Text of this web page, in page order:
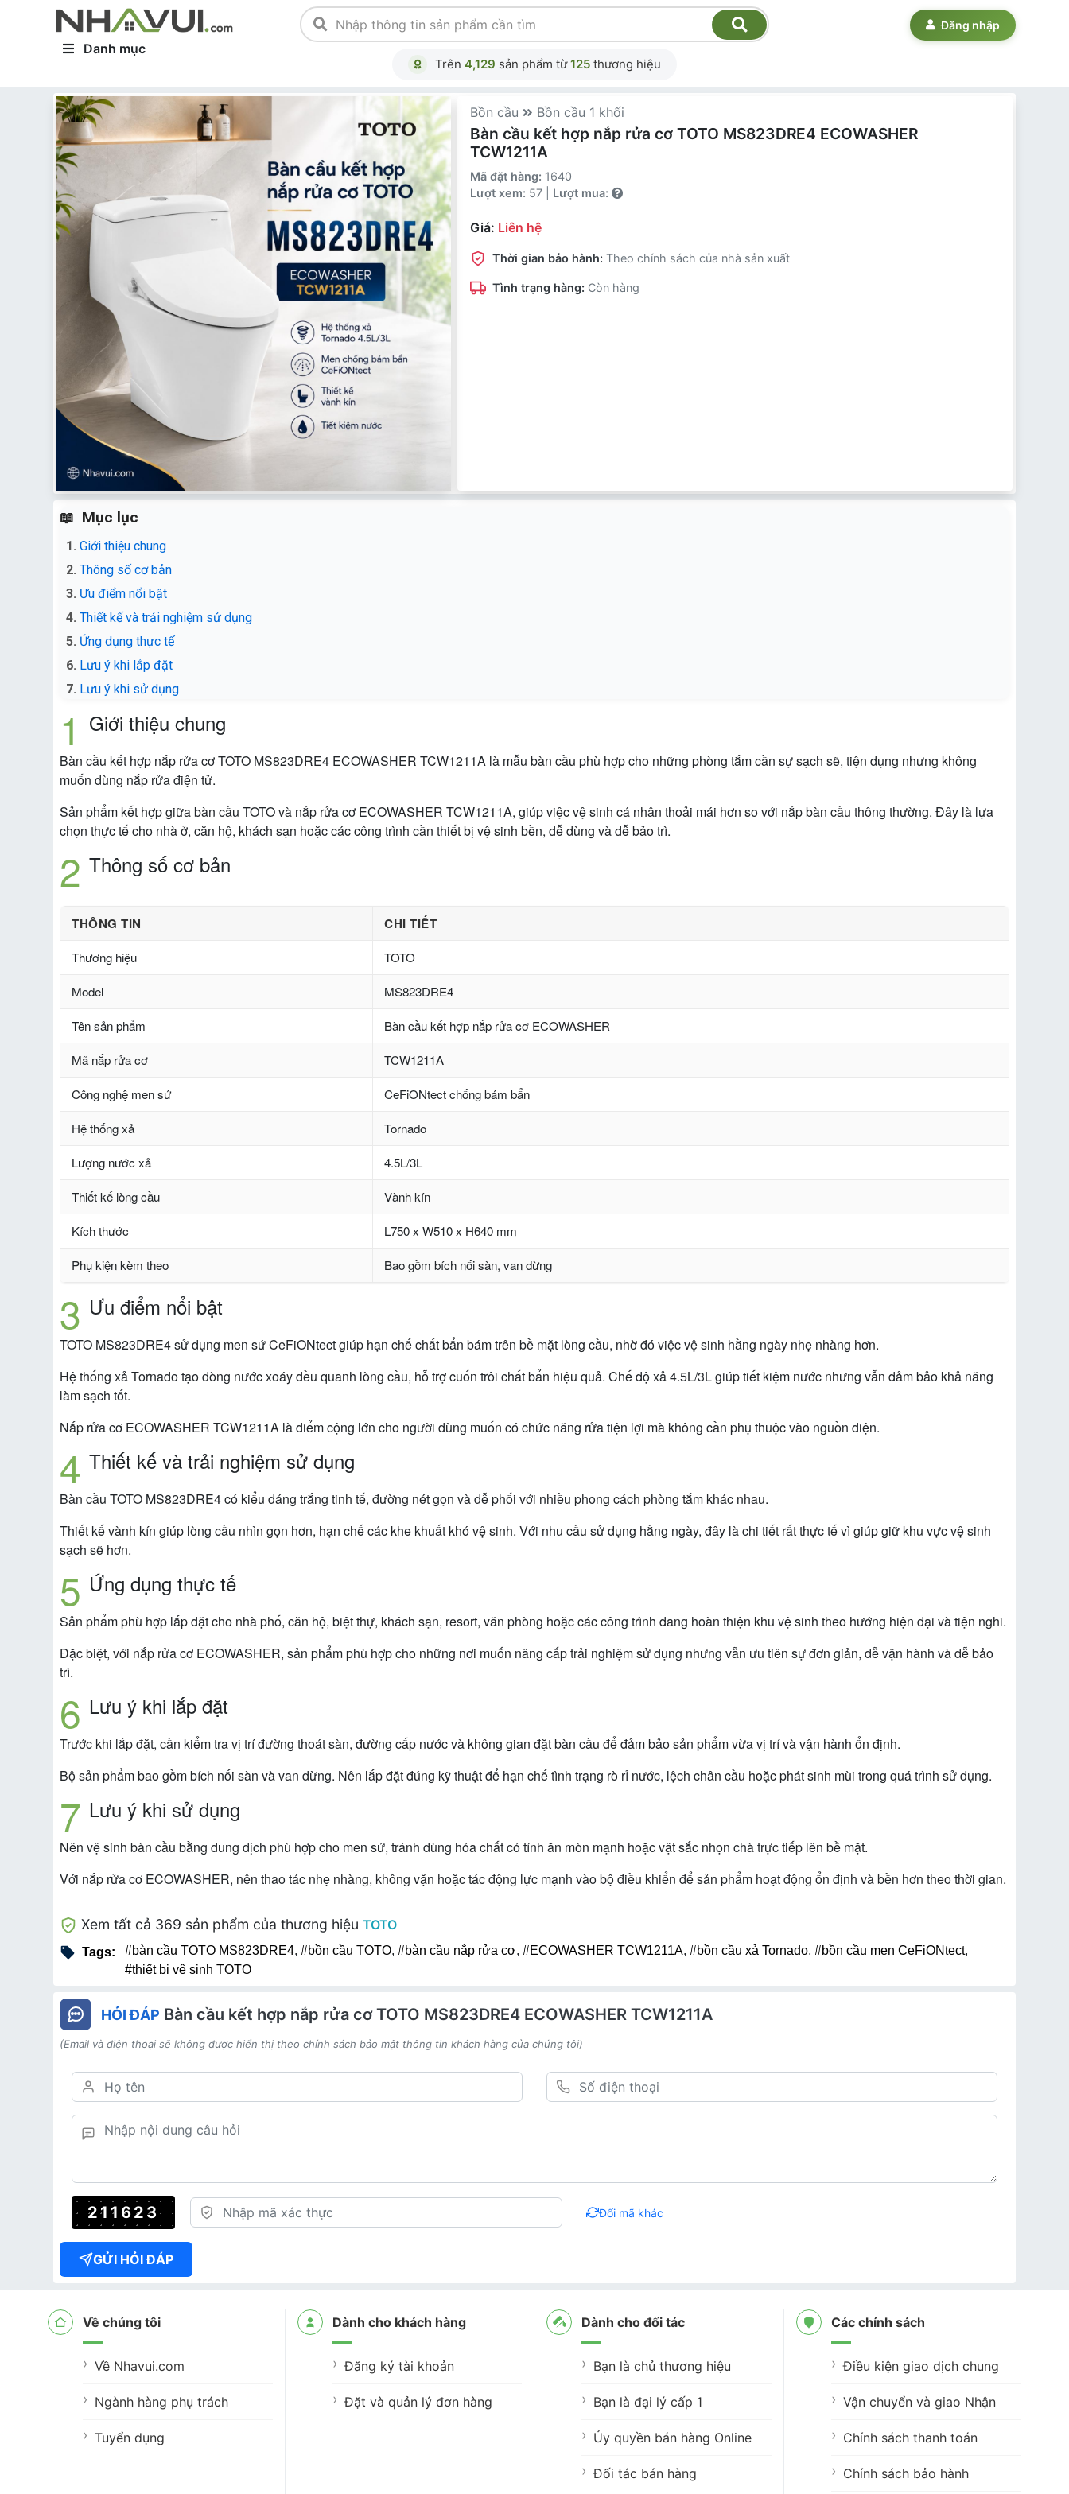
Danh mục
Trên 4,129 sản phẩm từ125 thương hiệu
Đăng nhập
Bồn cầu Bồn cầu 1 khối
Bàn cầu kết hợp nắp rửa cơ TOTO MS823DRE4 ECOWASHER
TCW1211A
Mã đặt hàng: 1640
Lượt xem: 57 | Lượt mua:
Giá: Liên hệ
Thời gian bảo hành:Theo chính sách của nhà sản xuất
Tình trạng hàng: Còn hàng
Mục lục
Giới thiệu chung
Thông số cơ bản
Ưu điểm nổi bật
Thiết kế và trải nghiệm sử dụng
Ứng dụng thực tế
Lưu ý khi lắp đặt
Lưu ý khi sử dụng
Giới thiệu chung
Bàn cầu kết hợp nắp rửa cơ TOTO MS823DRE4 ECOWASHER TCW1211A là mẫu bàn cầu phù hợp cho những phòng tắm cần sự sạch sẽ, tiện dụng nhưng không
muốn dùng nắp rửa điện tử.
Sản phẩm kết hợp giữa bàn cầu TOTO và nắp rửa cơ ECOWASHER TCW1211A, giúp việc vệ sinh cá nhân thoải mái hơn so với nắp bàn cầu thông thường. Đây là lựa
chọn thực tế cho nhà ở, căn hộ, khách sạn hoặc các công trình cần thiết bị vệ sinh bền, dễ dùng và dễ bảo trì.
Thông số cơ bản
THÔNG TIN CHI TIẾT
Thương hiệu TOTO
Model MS823DRE4
Tên sản phẩm Bàn cầu kết hợp nắp rửa cơ ECOWASHER
Mã nắp rửa cơ TCW1211A
Công nghệ men sứ CeFiONtect chống bám bẩn
Hệ thống xả Tornado
Lượng nước xả 4.5L/3L
Thiết kế lòng cầu Vành kín
Kích thước L750 x W510 x H640 mm
Phụ kiện kèm theo Bao gồm bích nối sàn, van dừng
Ưu điểm nổi bật
TOTO MS823DRE4 sử dụng men sứ CeFiONtect giúp hạn chế chất bẩn bám trên bề mặt lòng cầu, nhờ đó việc vệ sinh hằng ngày nhẹ nhàng hơn.
Hệ thống xả Tornado tạo dòng nước xoáy đều quanh lòng cầu, hỗ trợ cuốn trôi chất bẩn hiệu quả. Chế độ xả 4.5L/3L giúp tiết kiệm nước nhưng vẫn đảm bảo khả năng
làm sạch tốt.
Nắp rửa cơ ECOWASHER TCW1211A là điểm cộng lớn cho người dùng muốn có chức năng rửa tiện lợi mà không cần phụ thuộc vào nguồn điện.
Thiết kế và trải nghiệm sử dụng
Bàn cầu TOTO MS823DRE4 có kiểu dáng trắng tinh tế, đường nét gọn và dễ phối với nhiều phong cách phòng tắm khác nhau.
Thiết kế vành kín giúp lòng cầu nhìn gọn hơn, hạn chế các khe khuất khó vệ sinh. Với nhu cầu sử dụng hằng ngày, đây là chi tiết rất thực tế vì giúp giữ khu vực vệ sinh
sạch sẽ hơn.
Ứng dụng thực tế
Sản phẩm phù hợp lắp đặt cho nhà phố, căn hộ, biệt thự, khách sạn, resort, văn phòng hoặc các công trình đang hoàn thiện khu vệ sinh theo hướng hiện đại và tiện nghi.
Đặc biệt, với nắp rửa cơ ECOWASHER, sản phẩm phù hợp cho những nơi muốn nâng cấp trải nghiệm sử dụng nhưng vẫn ưu tiên sự đơn giản, dễ vận hành và dễ bảo
trì.
Lưu ý khi lắp đặt
Trước khi lắp đặt, cần kiểm tra vị trí đường thoát sàn, đường cấp nước và không gian đặt bàn cầu để đảm bảo sản phẩm vừa vị trí và vận hành ổn định.
Bộ sản phẩm bao gồm bích nối sàn và van dừng. Nên lắp đặt đúng kỹ thuật để hạn chế tình trạng rò rỉ nước, lệch chân cầu hoặc phát sinh mùi trong quá trình sử dụng.
Lưu ý khi sử dụng
Nên vệ sinh bàn cầu bằng dung dịch phù hợp cho men sứ, tránh dùng hóa chất có tính ăn mòn mạnh hoặc vật sắc nhọn chà trực tiếp lên bề mặt.
Với nắp rửa cơ ECOWASHER, nên thao tác nhẹ nhàng, không vặn hoặc tác động lực mạnh vào bộ điều khiển để sản phẩm hoạt động ổn định và bền hơn theo thời gian.
Xem tất cả 369 sản phẩm của thương hiệu TOTO
Tags: #bàn cầu TOTO MS823DRE4, #bồn cầu TOTO, #bàn cầu nắp rửa cơ, #ECOWASHER TCW1211A, #bồn cầu xả Tornado, #bồn cầu men CeFiONtect,
#thiết bị vệ sinh TOTO
HỎI ĐÁP Bàn cầu kết hợp nắp rửa cơ TOTO MS823DRE4 ECOWASHER TCW1211A
(Email và điện thoại sẽ không được hiển thị theo chính sách bảo mật thông tin khách hàng của chúng tôi)
211623 Đổi mã khác
GỬI HỎI ĐÁP
Về chúng tôi
Về Nhavui.com
Ngành hàng phụ trách
Tuyển dụng
Dành cho khách hàng
Đăng ký tài khoản
Đặt và quản lý đơn hàng
Dành cho đối tác
Bạn là chủ thương hiệu
Bạn là đại lý cấp 1
Ủy quyền bán hàng Online
Đối tác bán hàng
Các chính sách
Điều kiện giao dịch chung
Vận chuyển và giao Nhận
Chính sách thanh toán
Chính sách bảo hành